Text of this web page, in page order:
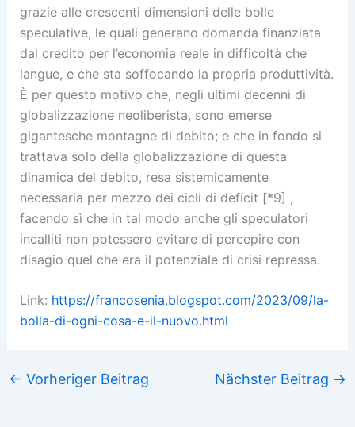
grazie alle crescenti dimensioni delle bolle
speculative, le quali generano domanda finanziata
dal credito per l’economia reale in difficoltà che
langue, e che sta soffocando la propria produttività.
È per questo motivo che, negli ultimi decenni di
globalizzazione neoliberista, sono emerse
gigantesche montagne di debito; e che in fondo si
trattava solo della globalizzazione di questa
dinamica del debito, resa sistemicamente
necessaria per mezzo dei cicli di deficit [*9] ,
facendo sì che in tal modo anche gli speculatori
incalliti non potessero evitare di percepire con
disagio quel che era il potenziale di crisi repressa.
Link: https://francosenia.blogspot.com/2023/09/la-
bolla-di-ogni-cosa-e-il-nuovo.html
← Vorheriger Beitrag Nächster Beitrag →